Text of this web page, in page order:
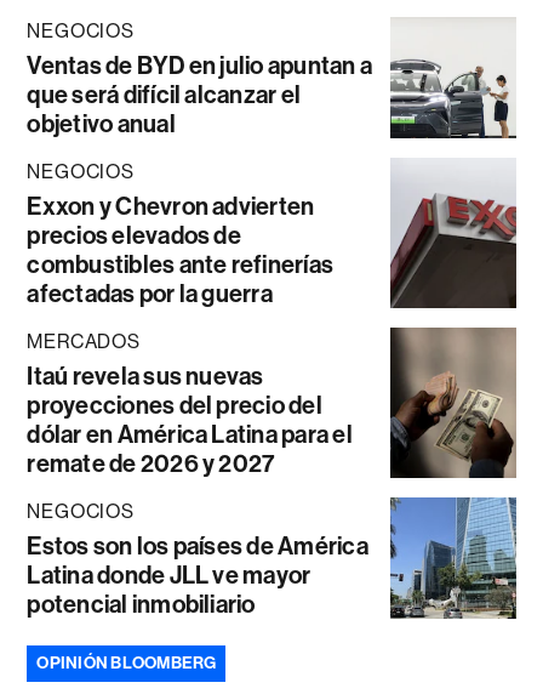
NEGOCIOS
Ventas de BYD en julio apuntan a
que será difícil alcanzar el
objetivo anual
NEGOCIOS
Exxon y Chevron advierten
precios elevados de
combustibles ante refinerías
afectadas por la guerra
MERCADOS
Itaú revela sus nuevas
proyecciones del precio del
dólar en América Latina para el
remate de 2026 y 2027
NEGOCIOS
Estos son los países de América
Latina donde JLL ve mayor
potencial inmobiliario
OPINIÓN BLOOMBERG